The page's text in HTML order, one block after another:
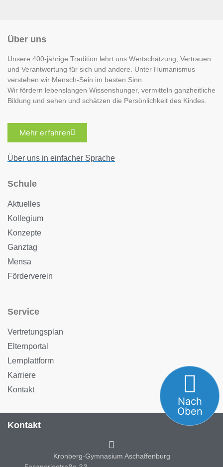
Über uns
Unsere 400-jährige Tradition lehrt uns Wertschätzung, Vertrauen
und Verantwortung für sich und andere. Unter Humanismus
verstehen wir Mensch-Sein im besten Sinn.
Wir fördern lebenslangen Wissenshunger, vermitteln ganzheitliche
Bildung und sehen und schätzen die Persönlichkeit des Kindes.
Mehr erfahren
Über uns in einfacher Sprache
Schule
Aktuelles
Kollegium
Konzepte
Ganztag
Mensa
Förderverein
Service
Vertretungsplan
Elternportal
Lernplattform
Karriere
Kontakt
Kontakt
Kronberg-Gymnasium Aschaffenburg
Nach
Oben